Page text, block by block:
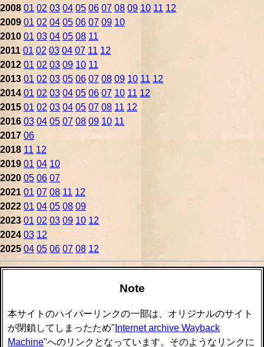
2008 01 02 03 04 05 06 07 08 09 10 11 12
2009 01 02 04 05 06 07 09 10
2010 01 03 04 05 08 11
2011 01 02 03 04 07 11 12
2012 01 02 03 09 10 11
2013 01 02 03 05 06 07 08 09 10 11 12
2014 01 02 03 04 05 06 07 10 11 12
2015 01 02 03 04 05 07 08 11 12
2016 03 04 05 07 08 09 10 11
2017 06
2018 11 12
2019 01 04 10
2020 05 06 07
2021 01 07 08 11 12
2022 01 04 05 08 09
2023 01 02 03 09 10 12
2024 03 12
2025 04 05 06 07 08 12
Note
本サイトのハイパーリンクの一部は、オリジナルのサイト
が閉鎖してしまったため" Internet archive Wayback
Machine"へのリンクとなっています。そのようなリンクに